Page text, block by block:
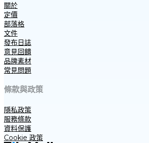
關於
定價
部落格
文件
發布日誌
意見回饋
品牌素材
常見問題
條款與政策
隱私政策
服務條款
資料保護
Cookie 政策